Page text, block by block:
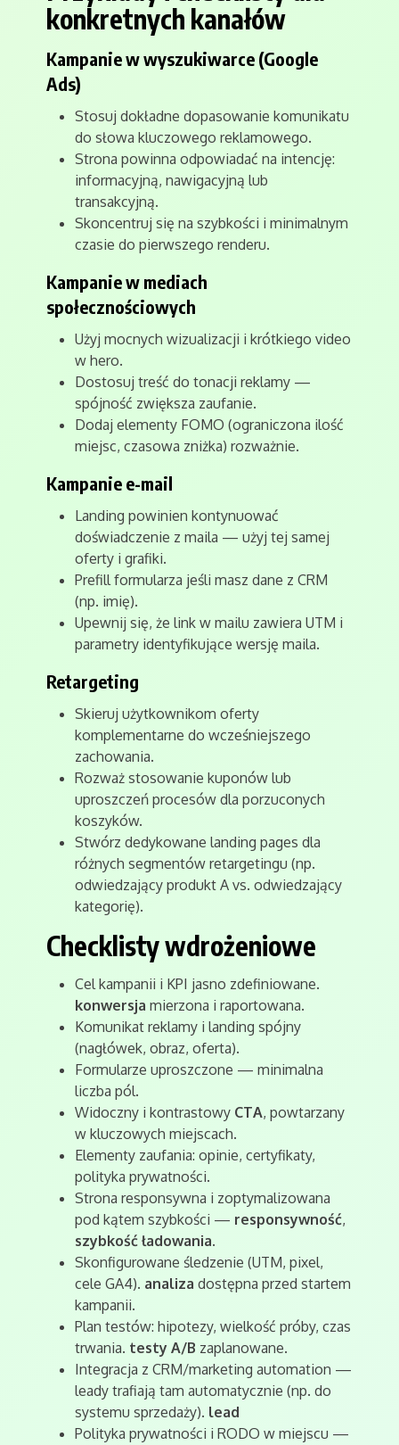
konkretnych kanałów
Kampanie w wyszukiwarce (Google
Ads)
Stosuj dokładne dopasowanie komunikatu
do słowa kluczowego reklamowego.
Strona powinna odpowiadać na intencję:
informacyjną, nawigacyjną lub
transakcyjną.
Skoncentruj się na szybkości i minimalnym
czasie do pierwszego renderu.
Kampanie w mediach
społecznościowych
Użyj mocnych wizualizacji i krótkiego video
w hero.
Dostosuj treść do tonacji reklamy —
spójność zwiększa zaufanie.
Dodaj elementy FOMO (ograniczona ilość
miejsc, czasowa zniżka) rozważnie.
Kampanie e-mail
Landing powinien kontynuować
doświadczenie z maila — użyj tej samej
oferty i grafiki.
Prefill formularza jeśli masz dane z CRM
(np. imię).
Upewnij się, że link w mailu zawiera UTM i
parametry identyfikujące wersję maila.
Retargeting
Skieruj użytkownikom oferty
komplementarne do wcześniejszego
zachowania.
Rozważ stosowanie kuponów lub
uproszczeń procesów dla porzuconych
koszyków.
Stwórz dedykowane landing pages dla
różnych segmentów retargetingu (np.
odwiedzający produkt A vs. odwiedzający
kategorię).
Checklisty wdrożeniowe
Cel kampanii i KPI jasno zdefiniowane.
konwersja mierzona i raportowana.
Komunikat reklamy i landing spójny
(nagłówek, obraz, oferta).
Formularze uproszczone — minimalna
liczba pól.
Widoczny i kontrastowy CTA, powtarzany
w kluczowych miejscach.
Elementy zaufania: opinie, certyfikaty,
polityka prywatności.
Strona responsywna i zoptymalizowana
pod kątem szybkości — responsywność,
szybkość ładowania.
Skonfigurowane śledzenie (UTM, pixel,
cele GA4). analiza dostępna przed startem
kampanii.
Plan testów: hipotezy, wielkość próby, czas
trwania. testy A/B zaplanowane.
Integracja z CRM/marketing automation —
leady trafiają tam automatycznie (np. do
systemu sprzedaży). lead
Polityka prywatności i RODO w miejscu —